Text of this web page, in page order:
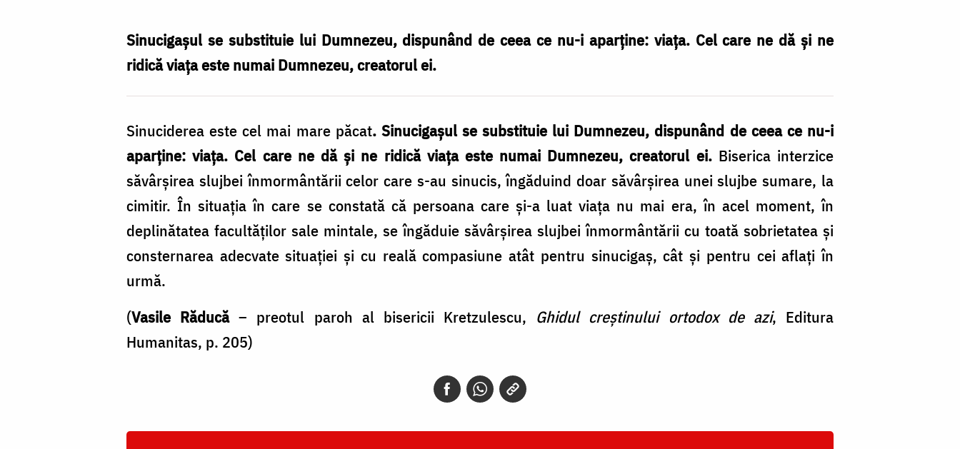
Sinucigaşul se substituie lui Dumnezeu, dispunând de ceea ce nu-i aparţine: viaţa. Cel care ne dă şi ne
ridică viaţa este numai Dumnezeu, creatorul ei.
Sinuciderea este cel mai mare păcat. Sinucigaşul se substituie lui Dumnezeu, dispunând de ceea ce nu-i
aparţine: viaţa. Cel care ne dă şi ne ridică viaţa este numai Dumnezeu, creatorul ei. Biserica interzice
săvârşirea slujbei înmormântării celor care s-au sinucis, îngăduind doar săvârşirea unei slujbe sumare, la
cimitir. În situaţia în care se constată că persoana care şi-a luat viaţa nu mai era, în acel moment, în
deplinătatea facultăţilor sale mintale, se îngăduie săvârşirea slujbei înmormântării cu toată sobrietatea şi
consternarea adecvate situaţiei şi cu reală compasiune atât pentru sinucigaş, cât şi pentru cei aflaţi în
urmă.
(Vasile Răducă– preotul paroh al bisericii Kretzulescu, Ghidul creştinului ortodox de azi, Editura
Humanitas, p. 205)